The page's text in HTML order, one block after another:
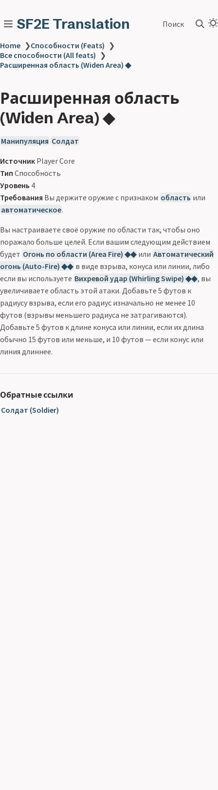
SF2E Translation Поиск
Home ❯Способности (Feats) ❯
Все способности (All feats) ❯
Расширенная область (Widen Area) ◆
Расширенная область
(Widen Area) ◆
Манипуляция Солдат
Источник Player Core
Тип Способность
Уровень 4
Требования Вы держите оружие с признаком область или
автоматическое.
Вы настраиваете своё оружие по области так, чтобы оно
поражало больше целей. Если вашим следующим действием
будет Огонь по области (Area Fire) ◆◆ или Автоматический
огонь (Auto-Fire) ◆◆ в виде взрыва, конуса или линии, либо
если вы используете Вихревой удар (Whirling Swipe) ◆◆, вы
увеличиваете область этой атаки. Добавьте 5 футов к
радиусу взрыва, если его радиус изначально не менее 10
футов (взрывы меньшего радиуса не затрагиваются).
Добавьте 5 футов к длине конуса или линии, если их длина
обычно 15 футов или меньше, и 10 футов — если конус или
линия длиннее.
Обратные ссылки
Солдат (Soldier)